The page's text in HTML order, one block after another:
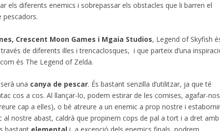
els diferents enemics i sobrepassar els obstacles que li barren el
pescadors.
Crescent Moon Games i Mgaia Studios, Legend of Skyfish
de diferents illes i trencaclosques, i que parteix d’una
és The Legend of Zelda.
una canya de pescar. És bastant senzilla d’utilitzar, ja que té
cos a cos. Al llançar-lo, podem estirar de les cornises, agafar-nos
cap a elles), o bé atreure a un enemic a prop nostre i
al nostre abast, caldrà que propinem cops de pal a tort i a dret amb